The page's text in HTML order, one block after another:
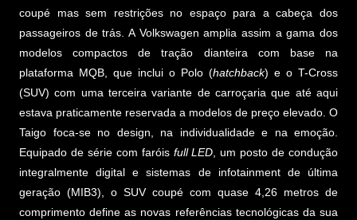
coupé mas sem restrições no espaço para a cabeça dos
passageiros de trás. A Volkswagen amplia assim a gama dos
modelos compactos de tração dianteira com base na
plataforma MQB, que inclui o Polo (hatchback) e o T-Cross
(SUV) com uma terceira variante de carroçaria que até aqui
estava praticamente reservada a modelos de preço elevado. O
Taigo foca-se no design, na individualidade e na emoção.
Equipado de série com faróisfull LED , um posto de condução
integralmente digital e sistemas de infotainment de última
geração (MIB3), o SUV coupé com quase 4,26 metros de
comprimento define as novas referências tecnológicas da sua